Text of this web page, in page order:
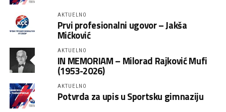
AKTUELNO
Prvi profesionalni ugovor – Jakša
Mićković
AKTUELNO
IN MEMORIAM – Milorad Rajković Mufi
(1953-2026)
AKTUELNO
Potvrda za upis u Sportsku gimnaziju